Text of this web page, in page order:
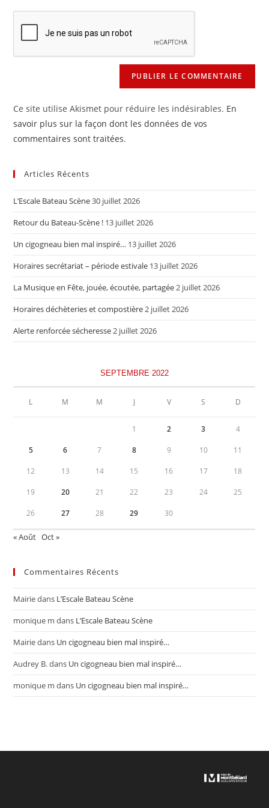
de
votre
site
(facultatif)
Ce site utilise Akismet pour réduire les indésirables. En
savoir plus sur la façon dont les données de vos
commentaires sont traitées.
Articles Récents
L’Escale Bateau Scène30 juillet 2026
Retour du Bateau-Scène ! 13 juillet 2026
Un cigogneau bien mal inspiré… 13 juillet 2026
Horaires secrétariat – période estivale 13 juillet 2026
La Musique en Fête, jouée, écoutée, partagée2 juillet 2026
Horaires déchèteries et compostière2 juillet 2026
Alerte renforcée sécheresse2 juillet 2026
SEPTEMBRE 2022
L M M J V S D
1 2 3 4
5 6 7 8 9 10 11
12 13 14 15 16 17 18
19 20 21 22 23 24 25
26 27 28 29 30
« Août Oct »
Commentaires Récents
Mairiedans L’Escale Bateau Scène
monique m dans L’Escale Bateau Scène
Mairiedans Un cigogneau bien mal inspiré…
Audrey B.dans Un cigogneau bien mal inspiré…
monique m dans Un cigogneau bien mal inspiré…